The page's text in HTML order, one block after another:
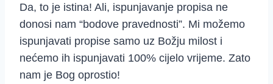
Da, to je istina! Ali, ispunjavanje propisa ne
donosi nam “bodove pravednosti”. Mi možemo
ispunjavati propise samo uz Božju milost i
nećemo ih ispunjavati 100% cijelo vrijeme. Zato
nam je Bog oprostio!